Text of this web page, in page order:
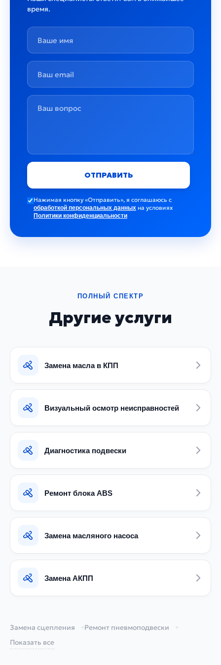
запуском двигателя и пробуксовка
рекомендуется обратиться в автосервис
для диагностики и возможной замены
сцепления.
время.
ОТПРАВИТЬ
Нажимая кнопку «Отправить», я соглашаюсь c
обработкой персональных данных на условиях
Политики конфиденциальности
ПОЛНЫЙ СПЕКТР
Другие услуги
Замена масла в КПП
Визуальный осмотр неисправностей
Диагностика подвески
Ремонт блока ABS
Замена масляного насоса
Замена АКПП
Замена сцепления
Ремонт пневмоподвески
Диагностика двигателя
Ремонт автоэлектрики
Показать все